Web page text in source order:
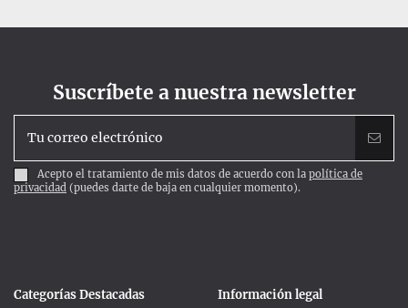
Suscríbete a nuestra newsletter
Acepto el tratamiento de mis datos de acuerdo con la política de
privacidad (puedes darte de baja en cualquier momento).
Categorías Destacadas Información legal